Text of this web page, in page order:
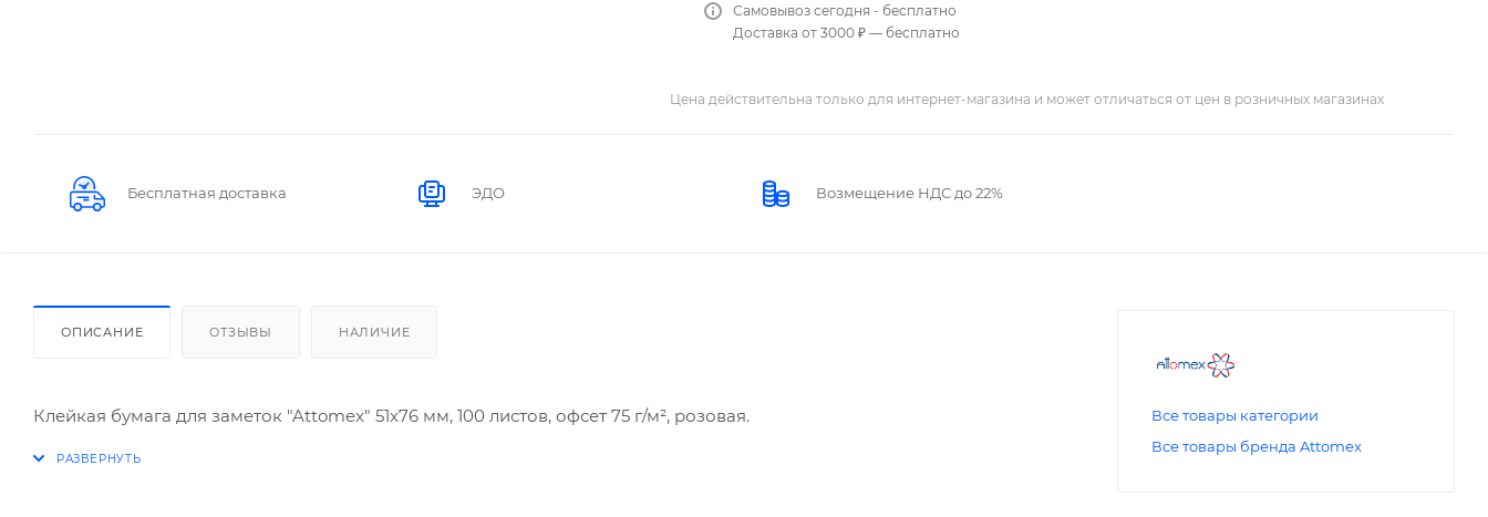
Самовывоз сегодня - бесплатно
Доставка от 3000 ₽ — бесплатно
Цена действительна только для интернет-магазина и может отличаться от цен в розничных магазинах
Бесплатная доставка ЭДО Возмещение НДС до 22%
ОПИСАНИЕ ОТЗЫВЫ НАЛИЧИЕ
Клейкая бумага для заметок "Attomex" 51x76 мм, 100 листов, офсет 75 г/м², розовая.
Все товары категории
Все товары бренда Attomex